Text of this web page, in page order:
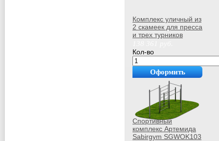
Комплекс уличный из
2 скамеек для пресса
и трех турников
SGWOK020.4
Кол-во
Оформить
покупку
Спортивный
комплекс Артемида
Sabirgym SGWOK103